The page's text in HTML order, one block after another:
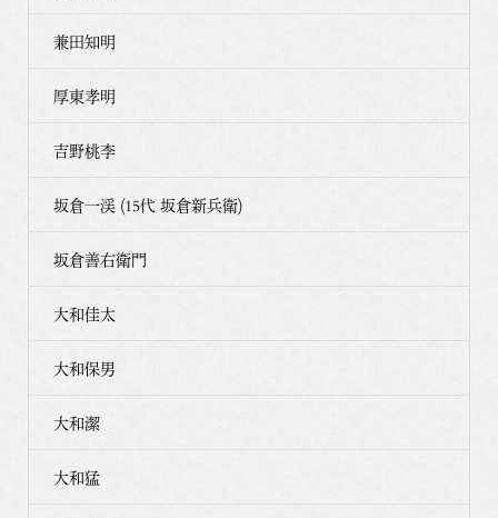
兼田知明
厚東孝明
吉野桃李
坂倉一渓 (15代 坂倉新兵衛)
坂倉善右衛門
大和佳太
大和保男
大和潔
大和猛